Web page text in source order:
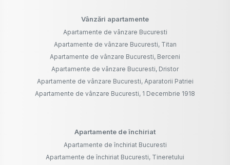
Vânzări apartamente
Apartamente de vânzare Bucuresti
Apartamente de vânzare Bucuresti, Titan
Apartamente de vânzare Bucuresti, Berceni
Apartamente de vânzare Bucuresti, Dristor
Apartamente de vânzare Bucuresti, Aparatorii Patriei
Apartamente de vânzare Bucuresti, 1 Decembrie 1918
Apartamente de închiriat
Apartamente de închiriat Bucuresti
Apartamente de închiriat Bucuresti, Tineretului